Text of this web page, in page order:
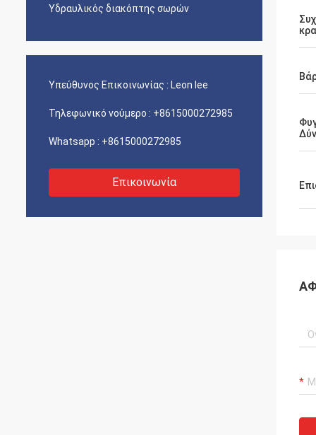
Υδραυλικός διακόπτης σωρών
Υπεύθυνος Επικοινωνίας : Leon lee
Τηλεφωνικό νούμερο : +8615000272985
Whatsapp : +8615000272985
Επικοινωνία